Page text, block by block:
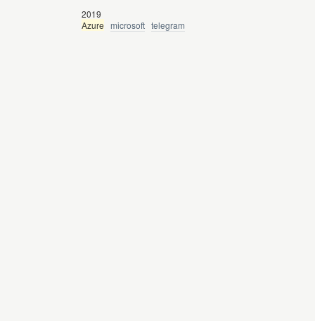
2019
Azure microsoft telegram